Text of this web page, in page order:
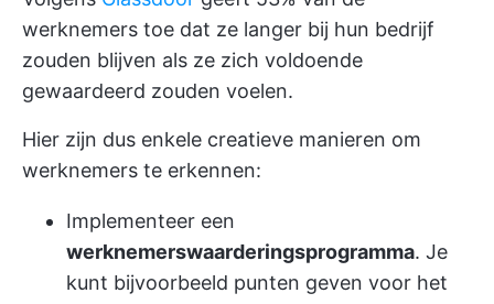
werknemers toe dat ze langer bij hun bedrijf
zouden blijven als ze zich voldoende
gewaardeerd zouden voelen.
Hier zijn dus enkele creatieve manieren om
werknemers te erkennen:
Implementeer een
werknemerswaarderingsprogramma. Je
kunt bijvoorbeeld punten geven voor het